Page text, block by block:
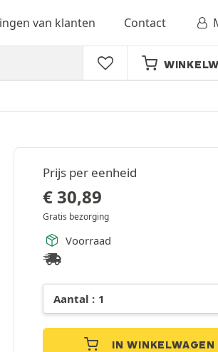
van klanten Contact
Prijs per eenheid
€ 30,89
Gratis bezorging
Voorraad
IN WINKELWAGEN